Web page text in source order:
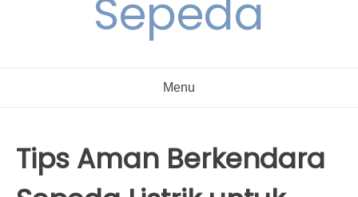
Sepeda
Menu
Tips Aman Berkendara